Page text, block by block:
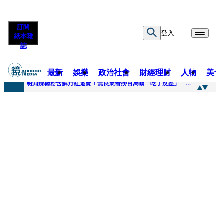
訂閱
紙本雜
誌
登入
最新 娛樂 政治社會 財經理財 人物 美
快訊
明知辣椒粉含蘇丹紅還賣！無良業者撈百萬喊「吃了沒差」 法官打臉判6月不准緩刑